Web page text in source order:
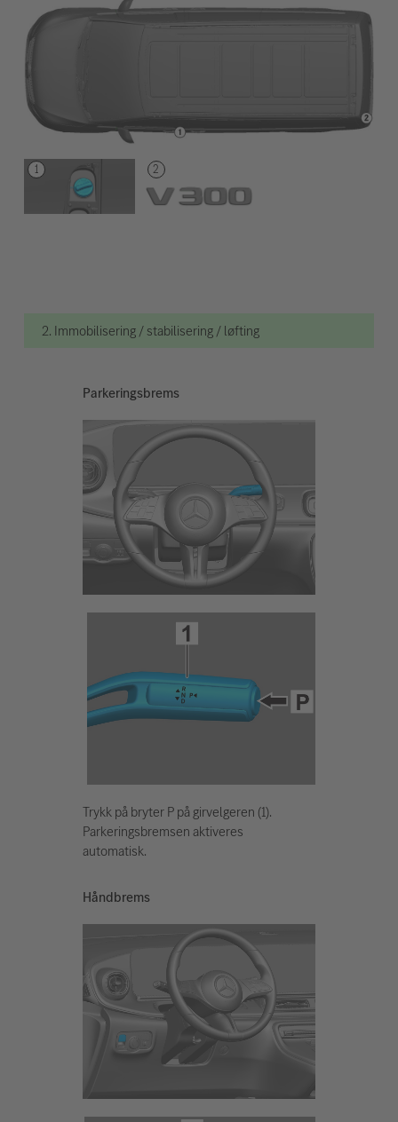
2. Immobilisering / stabilisering / løfting
Parkeringsbrems
Trykk på bryter P på girvelgeren (1).
Parkeringsbremsen aktiveres
automatisk.
Håndbrems